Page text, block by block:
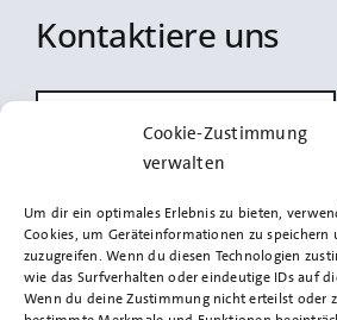
Cookie-Zustimmung
verwalten
Um dir ein optimales Erlebnis zu bieten,
Cookies, um Geräteinformationen zu
zuzugreifen. Wenn du diesen Technologien
wie das Surfverhalten oder eindeutige IDs auf
Wenn du deine Zustimmung nicht erteilst oder
Kontaktiere uns
info@spd-uetersen.de
Impressum